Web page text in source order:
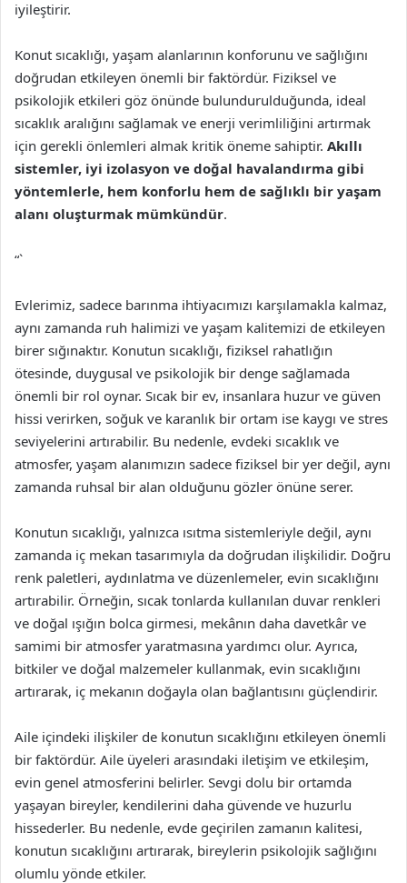
iyileştirir.
Konut sıcaklığı, yaşam alanlarının konforunu ve sağlığını
doğrudan etkileyen önemli bir faktördür. Fiziksel ve
psikolojik etkileri göz önünde bulundurulduğunda, ideal
sıcaklık aralığını sağlamak ve enerji verimliliğini artırmak
için gerekli önlemleri almak kritik öneme sahiptir. Akıllı
sistemler, iyi izolasyon ve doğal havalandırma gibi
yöntemlerle, hem konforlu hem de sağlıklı bir yaşam
alanı oluşturmak mümkündür.
“`
Evlerimiz, sadece barınma ihtiyacımızı karşılamakla kalmaz,
aynı zamanda ruh halimizi ve yaşam kalitemizi de etkileyen
birer sığınaktır. Konutun sıcaklığı, fiziksel rahatlığın
ötesinde, duygusal ve psikolojik bir denge sağlamada
önemli bir rol oynar. Sıcak bir ev, insanlara huzur ve güven
hissi verirken, soğuk ve karanlık bir ortam ise kaygı ve stres
seviyelerini artırabilir. Bu nedenle, evdeki sıcaklık ve
atmosfer, yaşam alanımızın sadece fiziksel bir yer değil, aynı
zamanda ruhsal bir alan olduğunu gözler önüne serer.
Konutun sıcaklığı, yalnızca ısıtma sistemleriyle değil, aynı
zamanda iç mekan tasarımıyla da doğrudan ilişkilidir. Doğru
renk paletleri, aydınlatma ve düzenlemeler, evin sıcaklığını
artırabilir. Örneğin, sıcak tonlarda kullanılan duvar renkleri
ve doğal ışığın bolca girmesi, mekânın daha davetkâr ve
samimi bir atmosfer yaratmasına yardımcı olur. Ayrıca,
bitkiler ve doğal malzemeler kullanmak, evin sıcaklığını
artırarak, iç mekanın doğayla olan bağlantısını güçlendirir.
Aile içindeki ilişkiler de konutun sıcaklığını etkileyen önemli
bir faktördür. Aile üyeleri arasındaki iletişim ve etkileşim,
evin genel atmosferini belirler. Sevgi dolu bir ortamda
yaşayan bireyler, kendilerini daha güvende ve huzurlu
hissederler. Bu nedenle, evde geçirilen zamanın kalitesi,
konutun sıcaklığını artırarak, bireylerin psikolojik sağlığını
olumlu yönde etkiler.